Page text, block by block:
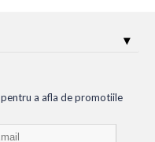
pentru a afla de promotiile